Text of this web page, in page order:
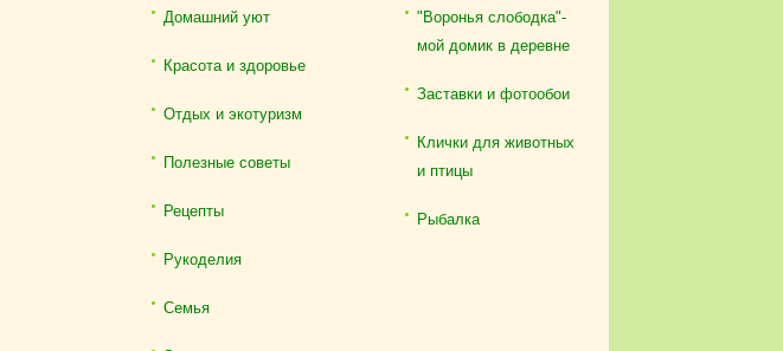
Домашний уют
Красота и здоровье
Отдых и экотуризм
Полезные советы
Рецепты
Рукоделия
Семья
"Воронья слободка"-
мой домик в деревне
Заставки и фотообои
Клички для животных
и птицы
Рыбалка